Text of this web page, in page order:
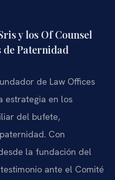
y los Of Counsel
de Paternidad
de Law Offices
estrategia en los
del bufete,
Con
la fundación del
ante el Comité